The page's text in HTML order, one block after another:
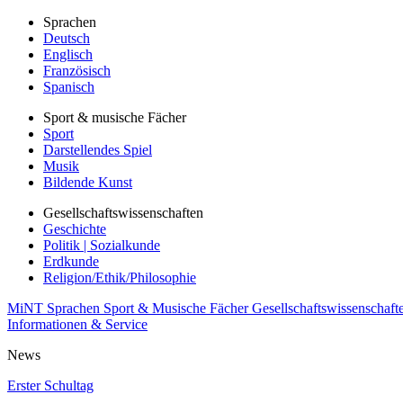
Sprachen
Deutsch
Englisch
Französisch
Spanisch
Sport & musische Fächer
Sport
Darstellendes Spiel
Musik
Bildende Kunst
Gesellschaftswissenschaften
Geschichte
Politik | Sozialkunde
Erdkunde
Religion/Ethik/Philosophie
MiNT Sprachen Sport & Musische Fächer
Informationen & Service
News
Erster Schultag